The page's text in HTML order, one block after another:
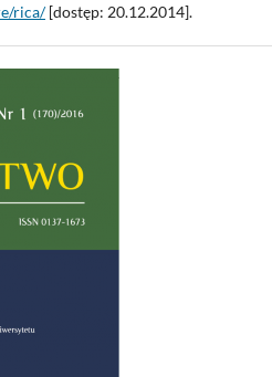
rica/[dostęp: 20.12.2014].